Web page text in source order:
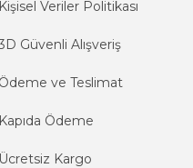
Kişisel Veriler Politikası
Güvenli Alışveriş
Ödeme ve Teslimat
Kapıda Ödeme
Ücretsiz Kargo